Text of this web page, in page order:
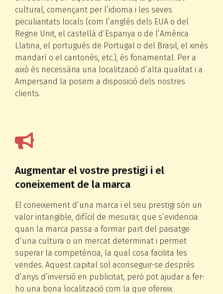
cultural, començant per l’idioma i les seves
peculiaritats locals (com l’anglès dels EUA o del
Regne Unit, el castellà d’Espanya o de l’Amèrica
Llatina, el portuguès de Portugal o del Brasil, el xinès
mandarí o el cantonès, etc.), és fonamental. Per a
això és necessària una localització d’alta qualitat i a
Ampersand la posem a disposició dels nostres
clients.
Augmentar el vostre prestigi i el
coneixement de la marca
El coneixement d’una marca i el seu prestigi són un
valor intangible, difícil de mesurar, que s’evidencia
quan la marca passa a formar part del paisatge
d’una cultura o un mercat determinat i permet
superar la competència, la qual cosa facilita les
vendes. Aquest capital sol aconseguir-se després
d’anys d’inversió en publicitat, però pot ajudar a fer-
ho una bona localització com la que ofereix